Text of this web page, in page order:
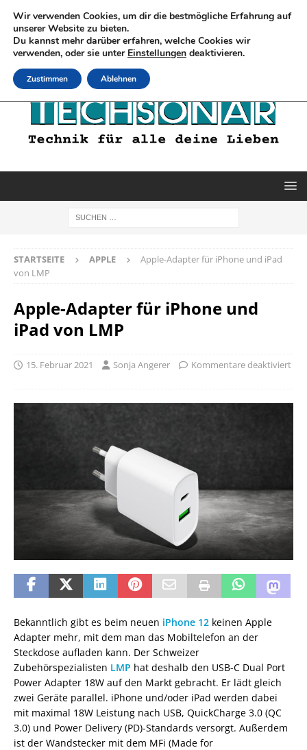
STARTSEITE APPLE
Apple-Adapter für iPhone und iPad
von LMP
Apple-Adapter für iPhone und
iPad von LMP
15. Februar 2021 Sonja Angerer Kommentare deaktiviert
Bekanntlich gibt es beim neuen iPhone 12 keinen Apple
Adapter mehr, mit dem man das Mobiltelefon an der
Steckdose aufladen kann. Der Schweizer
Zubehörspezialisten LMP hat deshalb den USB-C Dual Port
Power Adapter 18W auf den Markt gebracht. Er lädt gleich
zwei Geräte parallel. iPhone und/oder iPad werden dabei
mit maximal 18W Leistung nach USB, QuickCharge 3.0 (QC
3.0) und Power Delivery (PD)-Standards versorgt. Außerdem
ist der Wandstecker mit dem MFi (Made for
Wir verwenden Cookies, um dir die bestmögliche Erfahrung auf
unserer Website zu bieten.
Du kannst mehr darüber erfahren, welche Cookies wir
verwenden, oder sie unter Einstellungen deaktivieren.
Zustimmen Ablehnen